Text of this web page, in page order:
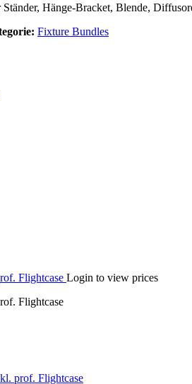
Hänge-Bracket, Blende,
Fixture Bundles
Flightcase Login to view prices
Flightcase